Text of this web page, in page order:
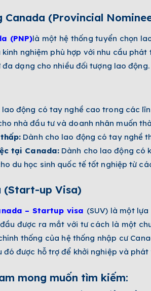
(Provincial
(PNP)là một hệ thống tuyển chọn
nghiệm phù hợp với nhu cầu
dạng cho nhiều đối tượng lao động.
động có tay nghề cao trong các
nhà đầu tư và doanh nhân muốn
Dành cho lao động có tay nghề
tại Canada: Dành cho lao động có
du học sinh quốc tế tốt nghiệp từ
(Start-up Visa)
– Startup visa (SUV) là một
được ra mắt với tư cách là một
thống của hệ thống nhập cư
được hỗ trợ để khởi nghiệp và
mong muốn tìm kiếm: